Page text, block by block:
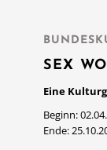
SEX
Eine
Beginn:
Ende: